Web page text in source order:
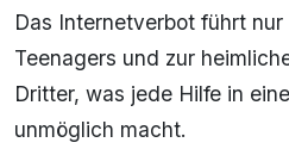
Das Internetverbot führt
Teenagers und zur
Dritter, was jede Hilfe in
unmöglich macht.